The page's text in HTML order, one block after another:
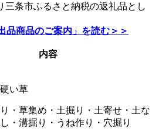
三条市ふるさと納税の返礼品とし
品商品のご案内」を読む＞＞
内容
い草
・草集め・土掘り・土寄せ・土な
・溝掘り・うね作り・穴掘り